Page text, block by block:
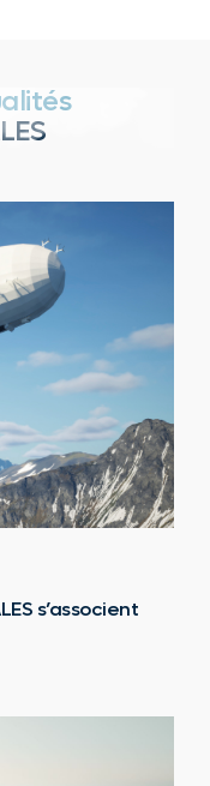
s’associent